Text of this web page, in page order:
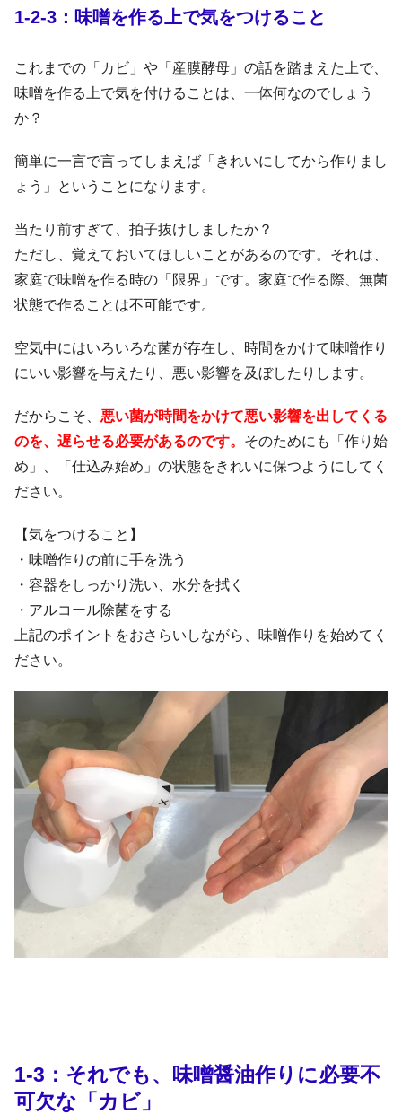
1-2-3：味噌を作る上で気をつけること
これまでの「カビ」や「産膜酵母」の話を踏まえた上で、
味噌を作る上で気を付けることは、一体何なのでしょう
か？
簡単に一言で言ってしまえば「きれいにしてから作りまし
ょう」ということになります。
当たり前すぎて、拍子抜けしましたか？
ただし、覚えておいてほしいことがあるのです。それは、
家庭で味噌を作る時の「限界」です。家庭で作る際、無菌
状態で作ることは不可能です。
空気中にはいろいろな菌が存在し、時間をかけて味噌作り
にいい影響を与えたり、悪い影響を及ぼしたりします。
だからこそ、 悪い菌が時間をかけて悪い影響を出してくる
のを、遅らせる必要があるのです。 そのためにも「作り始
め」、「仕込み始め」の状態をきれいに保つようにしてく
ださい。
【気をつけること】
・味噌作りの前に手を洗う
・容器をしっかり洗い、水分を拭く
・アルコール除菌をする
上記のポイントをおさらいしながら、味噌作りを始めてく
ださい。
1-3：それでも、味噌醤油作りに必要不
可欠な「カビ」